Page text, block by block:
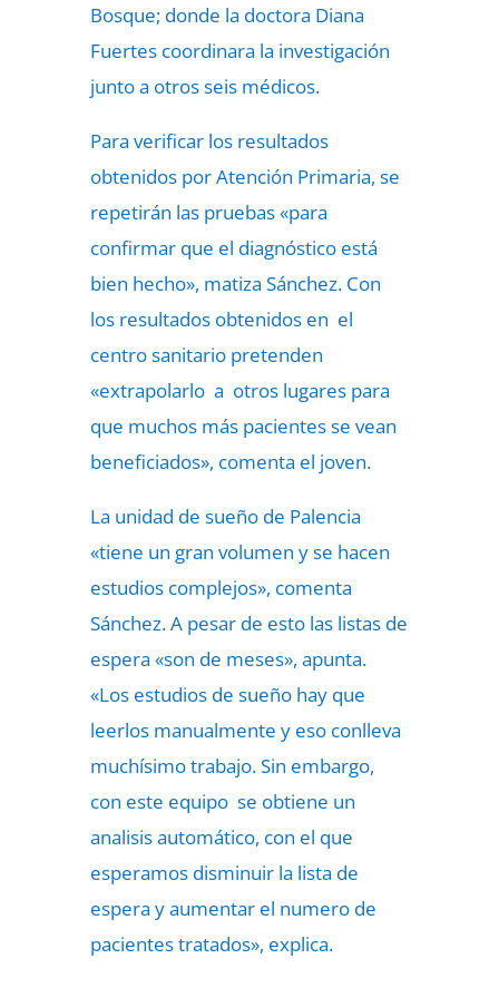
Bosque; donde la doctora Diana
Fuertes coordinara la investigación
junto a otros seis médicos.
Para verificar los resultados
obtenidos por Atención Primaria, se
repetirán las pruebas «para
confirmar que el diagnóstico está
bien hecho», matiza Sánchez. Con
los resultados obtenidos en el
centro sanitario pretenden
«extrapolarlo a otros lugares para
que muchos más pacientes se vean
beneficiados», comenta el joven.
La unidad de sueño de Palencia
«tiene un gran volumen y se hacen
estudios complejos», comenta
Sánchez. A pesar de esto las listas de
espera «son de meses», apunta.
«Los estudios de sueño hay que
leerlos manualmente y eso conlleva
muchísimo trabajo. Sin embargo,
con este equipo se obtiene un
analisis automático, con el que
esperamos disminuir la lista de
espera y aumentar el numero de
pacientes tratados», explica.